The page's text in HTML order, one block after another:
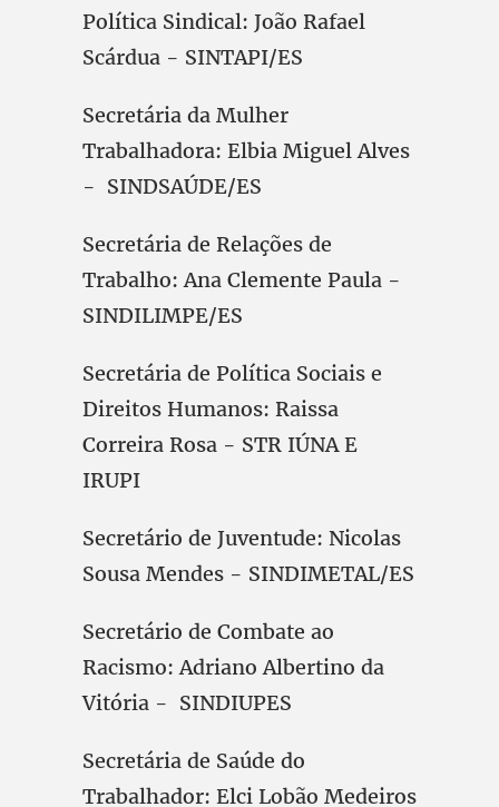
Política Sindical: João Rafael
Scárdua - SINTAPI/ES
Secretária da Mulher
Trabalhadora: Elbia Miguel Alves
- SINDSAÚDE/ES
Secretária de Relações de
Trabalho: Ana Clemente Paula -
SINDILIMPE/ES
Secretária de Política Sociais e
Direitos Humanos: Raissa
Correira Rosa - STR IÚNA E
IRUPI
Secretário de Juventude: Nicolas
Sousa Mendes - SINDIMETAL/ES
Secretário de Combate ao
Racismo: Adriano Albertino da
Vitória - SINDIUPES
Secretária de Saúde do
Trabalhador: Elci Lobão Medeiros